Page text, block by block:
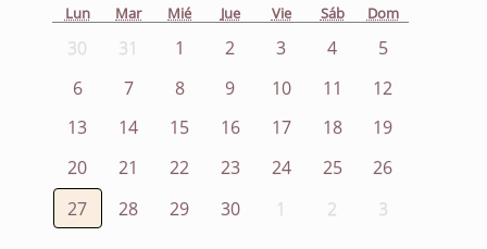
Lun Mar Mié Jue Vie Sáb Dom
30 31 1 2 3 4
5
6
7 8 9 10 11
12
13
14 15 16 17 18
19
20
21 22 23 24 25
26
27
28 29 30 1 2 3